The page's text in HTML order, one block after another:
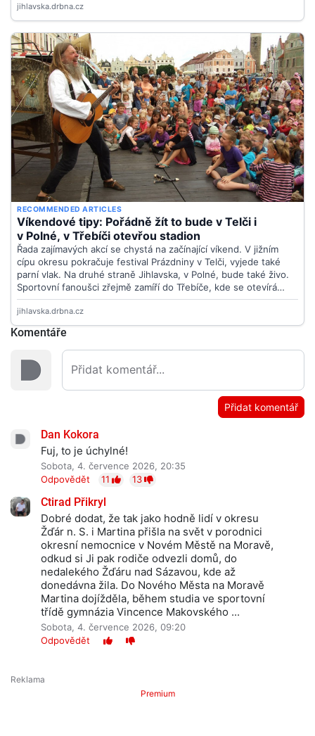
Komentáře
Přidat komentář
Dan Kokora
Fuj, to je úchylné!
Sobota, 4. července 2026, 20:35
Odpovědět
11 13
Ctirad Přikryl
Dobré dodat, že tak jako hodně lidí v okresu
Žďár n. S. i Martina přišla na svět v porodnici
okresní nemocnice v Novém Městě na Moravě,
odkud si Ji pak rodiče odvezli domů, do
nedalekého Žďáru nad Sázavou, kde až
donedávna žila. Do Nového Města na Moravě
Martina dojížděla, během studia ve sportovní
třídě gymnázia Vincence Makovského ...
Sobota, 4. července 2026, 09:20
Odpovědět
Premium